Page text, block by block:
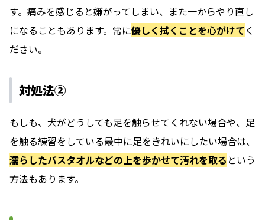
す。痛みを感じると嫌がってしまい、また一からやり直し
になることもあります。常に優しく拭くことを心がけてく
ださい。
対処法②
もしも、犬がどうしても足を触らせてくれない場合や、足
を触る練習をしている最中に足をきれいにしたい場合は、
濡らしたバスタオルなどの上を歩かせて汚れを取る という
方法もあります。